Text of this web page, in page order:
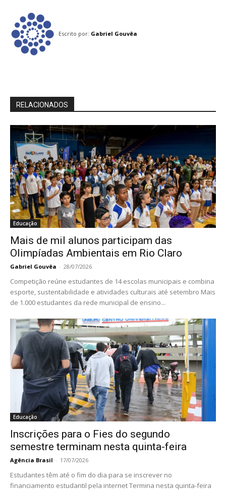
Escrito por: Gabriel Gouvêa
RELACIONADOS
Educação
Mais de mil alunos participam das
Olimpíadas Ambientais em Rio Claro
Gabriel Gouvêa - 28/07/2026
Competição reúne estudantes de 14 escolas municipais e combina
esporte, sustentabilidade e atividades culturais até setembro Mais
de 1.000 estudantes da rede municipal de ensino...
Educação
Inscrições para o Fies do segundo
semestre terminam nesta quinta-feira
Agência Brasil - 17/07/2026
Estudantes têm até o fim do dia para se inscrever no
financiamento estudantil pela internet Termina nesta quinta-feira